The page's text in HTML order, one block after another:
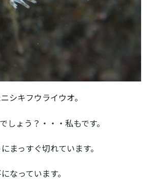
シキフウライウオ。
ょう？・・・私もです。
まっすぐ切れています。
なっています。